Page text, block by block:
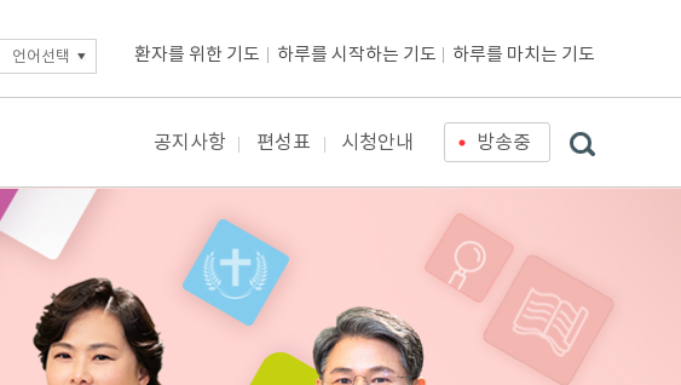
언어선택 환자를 위한 기도 하루를 시작하는 기도 하루를 마치는 기도
공지사항 편성표 시청안내 방송중